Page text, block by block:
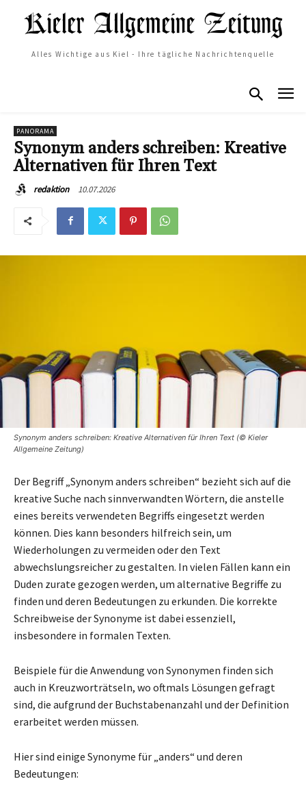
Alles Wichtige aus Kiel - Ihre tägliche Nachrichtenquelle
PANORAMA
Synonym anders schreiben: Kreative
Alternativen für Ihren Text
redaktion 10.07.2026
Synonym anders schreiben: Kreative Alternativen für Ihren Text (© Kieler
Allgemeine Zeitung)
Der Begriff „Synonym anders schreiben“ bezieht sich auf die
kreative Suche nach sinnverwandten Wörtern, die anstelle
eines bereits verwendeten Begriffs eingesetzt werden
können. Dies kann besonders hilfreich sein, um
Wiederholungen zu vermeiden oder den Text
abwechslungsreicher zu gestalten. In vielen Fällen kann ein
Duden zurate gezogen werden, um alternative Begriffe zu
finden und deren Bedeutungen zu erkunden. Die korrekte
Schreibweise der Synonyme ist dabei essenziell,
insbesondere in formalen Texten.
Beispiele für die Anwendung von Synonymen finden sich
auch in Kreuzworträtseln, wo oftmals Lösungen gefragt
sind, die aufgrund der Buchstabenanzahl und der Definition
erarbeitet werden müssen.
Hier sind einige Synonyme für „anders“ und deren
Bedeutungen: